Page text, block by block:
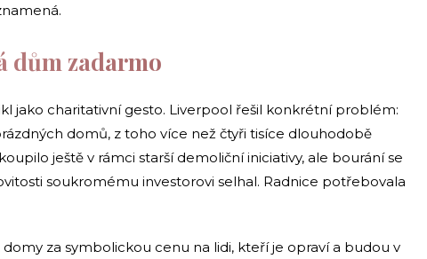
dům zadarmo
jako charitativní gesto. Liverpool řešil konkrétní problém:
domů, z toho více než čtyři tisíce dlouhodobě
ještě v rámci starší demoliční iniciativy, ale bourání se
soukromému investorovi selhal. Radnice potřebovala
za symbolickou cenu na lidi, kteří je opraví a budou v